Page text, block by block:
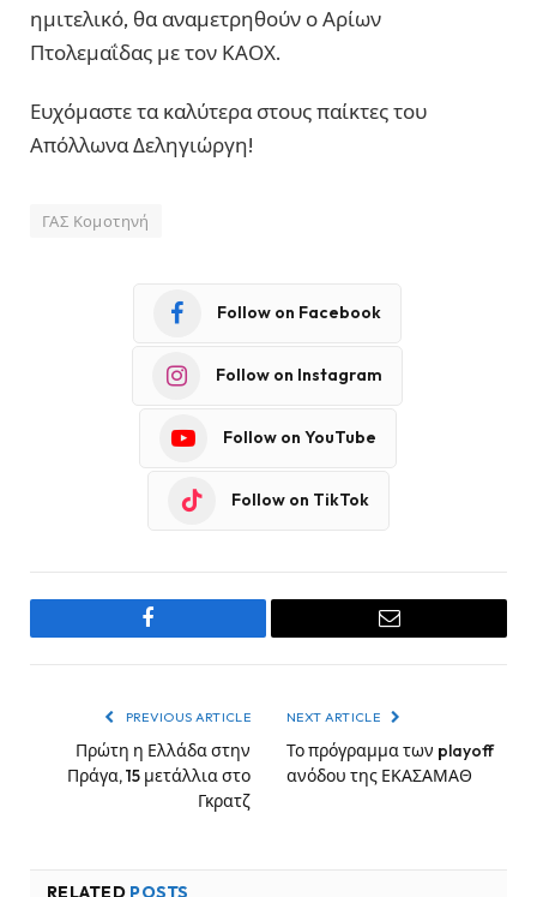
ημιτελικό, θα αναμετρηθούν ο Αρίων
Πτολεμαΐδας με τον ΚΑΟΧ.
Ευχόμαστε τα καλύτερα στους παίκτες του
Απόλλωνα Δεληγιώργη!
ΓΑΣ Κομοτηνή
Follow on Facebook
Follow on Instagram
Follow on YouTube
Follow on TikTok
Facebook Email
PREVIOUS ARTICLE
Πρώτη η Ελλάδα στην
Πράγα, 15 μετάλλια στο
Γκρατζ
NEXT ARTICLE
Το πρόγραμμα των playoff
ανόδου της ΕΚΑΣΑΜΑΘ
RELATED POSTS